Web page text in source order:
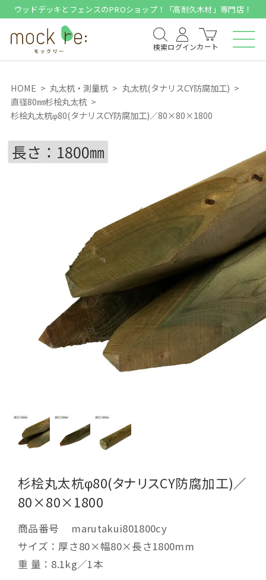
ウッドデッキとフェンスのPROショップ！「高耐久木材」専門店！
検索ログインカート
HOME 丸太杭・測量杭
丸太杭(タナリスCY防腐加工)
直径80㎜杉桧丸太杭
杉桧丸太杭φ80(タナリスCY防腐加工)／80×80×1800
杉桧丸太杭φ80(タナリスCY防腐加工)／
80×80×1800
商品番号
marutakui801800cy
サイズ：厚さ80×幅80×長さ1800mm
重 量：8.1kg／1本